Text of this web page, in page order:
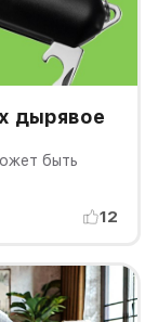
дырявое
быть
12